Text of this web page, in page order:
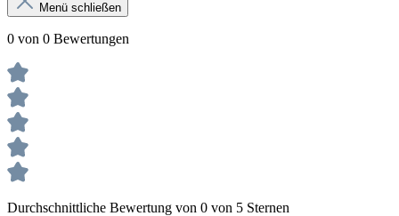
Menü schließen
0 von 0 Bewertungen
Durchschnittliche Bewertung von 0 von 5 Sternen